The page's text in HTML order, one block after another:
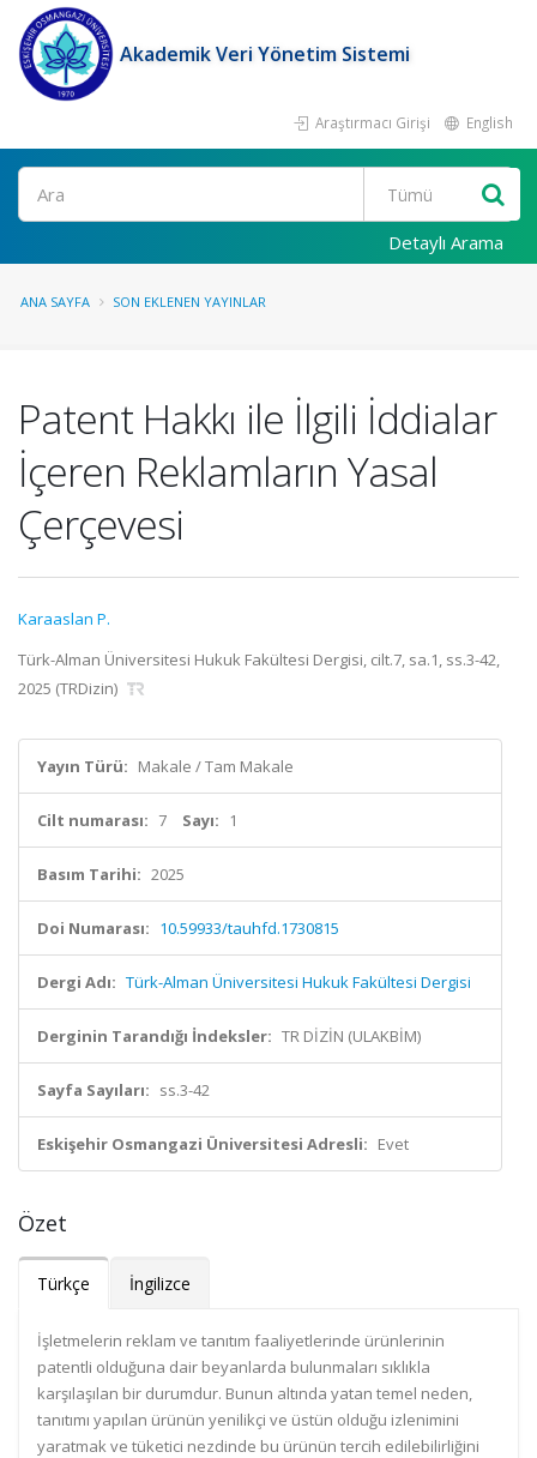
Akademik Veri Yönetim Sistemi
Araştırmacı Girişi English
Ara
Detaylı Arama
ANA SAYFA SON EKLENEN YAYINLAR
Patent Hakkı ile İlgili İddialar
İçeren Reklamların Yasal
Çerçevesi
Karaaslan P.
Türk-Alman Üniversitesi Hukuk Fakültesi Dergisi, cilt.7, sa.1, ss.3-42,
2025 (TRDizin)
Yayın Türü: Makale / Tam Makale
Cilt numarası: 7 Sayı: 1
Basım Tarihi: 2025
Doi Numarası: 10.59933/tauhfd.1730815
Dergi Adı: Türk-Alman Üniversitesi Hukuk Fakültesi Dergisi
Derginin Tarandığı İndeksler: TR DİZİN (ULAKBİM)
Sayfa Sayıları: ss.3-42
Eskişehir Osmangazi Üniversitesi Adresli: Evet
Özet
Türkçe İngilizce
İşletmelerin reklam ve tanıtım faaliyetlerinde ürünlerinin
patentli olduğuna dair beyanlarda bulunmaları sıklıkla
karşılaşılan bir durumdur. Bunun altında yatan temel neden,
tanıtımı yapılan ürünün yenilikçi ve üstün olduğu izlenimini
yaratmak ve tüketici nezdinde bu ürünün tercih edilebilirliğini